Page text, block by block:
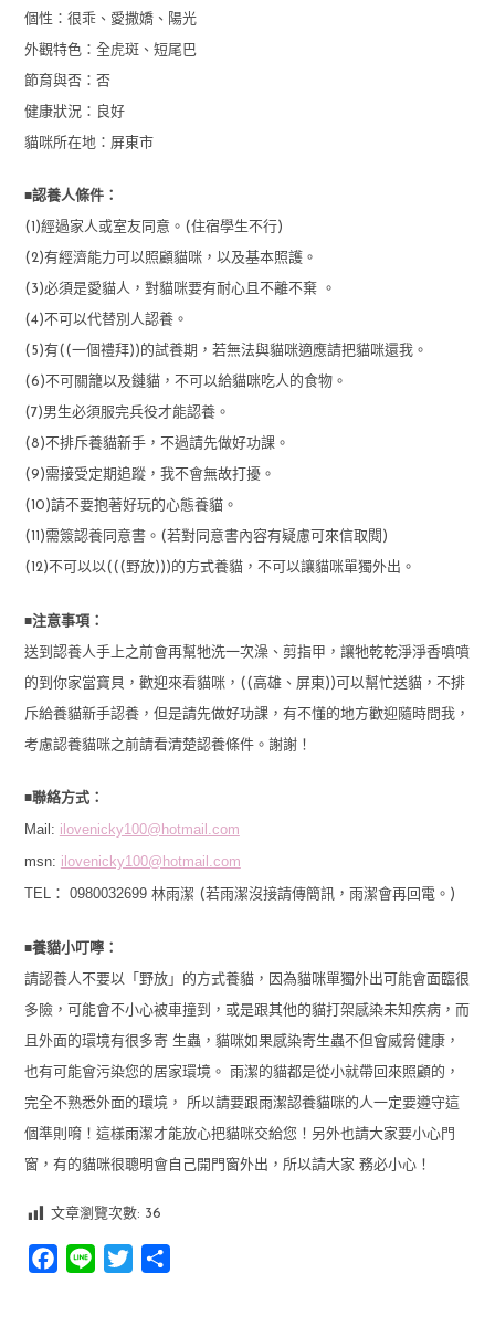
個性：很乖、愛撒嬌、陽光
外觀特色：全虎斑、短尾巴
節育與否：否
健康狀況：良好
貓咪所在地：屏東市
■認養人條件：
(1)經過家人或室友同意。(住宿學生不行)
(2)有經濟能力可以照顧貓咪，以及基本照護。
(3)必須是愛貓人，對貓咪要有耐心且不離不棄 。
(4)不可以代替別人認養。
(5)有((一個禮拜))的試養期，若無法與貓咪適應請把貓咪還我。
(6)不可關籠以及鏈貓，不可以給貓咪吃人的食物。
(7)男生必須服完兵役才能認養。
(8)不排斥養貓新手，不過請先做好功課。
(9)需接受定期追蹤，我不會無故打擾。
(10)請不要抱著好玩的心態養貓。
(11)需簽認養同意書。(若對同意書內容有疑慮可來信取閱)
(12)不可以以(((野放)))的方式養貓，不可以讓貓咪單獨外出。
■注意事項：
送到認養人手上之前會再幫牠洗一次澡、剪指甲，讓牠乾乾淨淨香噴噴
的到你家當寶貝，歡迎來看貓咪，((高雄、屏東))可以幫忙送貓，不排
斥給養貓新手認養，但是請先做好功課，有不懂的地方歡迎隨時問我，
考慮認養貓咪之前請看清楚認養條件。謝謝！
■聯絡方式：
Mail: ilovenicky100@hotmail.com
msn: ilovenicky100@hotmail.com
TEL： 0980032699林雨潔 (若雨潔沒接請傳簡訊，雨潔會再回電。)
■養貓小叮嚀：
請認養人不要以「野放」的方式養貓，因為貓咪單獨外出可能會面臨很
多險，可能會不小心被車撞到，或是跟其他的貓打架感染未知疾病，而
且外面的環境有很多寄 生蟲，貓咪如果感染寄生蟲不但會威脅健康，
也有可能會污染您的居家環境。 雨潔的貓都是從小就帶回來照顧的，
完全不熟悉外面的環境， 所以請要跟雨潔認養貓咪的人一定要遵守這
個準則唷！這樣雨潔才能放心把貓咪交給您！另外也請大家要小心門
窗，有的貓咪很聰明會自己開門窗外出，所以請大家 務必小心！
文章瀏覽次數: 36
Facebook
Line Twitter